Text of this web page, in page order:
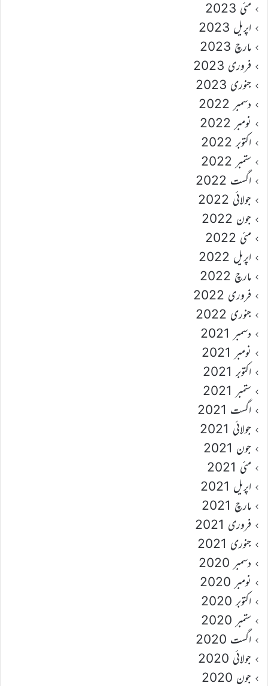
مئی 2023
اپریل 2023
مارچ 2023
فروری 2023
جنوری 2023
دسمبر 2022
نومبر 2022
اکتوبر 2022
ستمبر 2022
اگست 2022
جولائی 2022
جون 2022
مئی 2022
اپریل 2022
مارچ 2022
فروری 2022
جنوری 2022
دسمبر 2021
نومبر 2021
اکتوبر 2021
ستمبر 2021
اگست 2021
جولائی 2021
جون 2021
مئی 2021
اپریل 2021
مارچ 2021
فروری 2021
جنوری 2021
دسمبر 2020
نومبر 2020
اکتوبر 2020
ستمبر 2020
اگست 2020
جولائی 2020
جون 2020